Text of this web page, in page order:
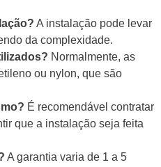
A instalação pode levar
da complexidade.
Normalmente, as
ou nylon, que são
É recomendável contratar
que a instalação seja feita
A garantia varia de 1 a 5